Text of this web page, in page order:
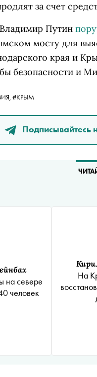
за счет
Путин
мосту для
края и
безопасности и
#КРЫМ
Подписывайтесь
на севере
человек
На